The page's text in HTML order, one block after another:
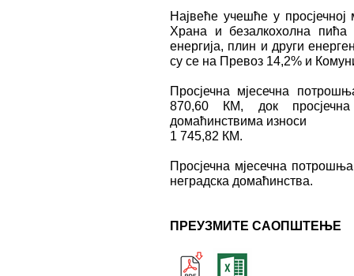
Највеће учешће у
Храна и безалкохолна пића
енергија, плин и други
су се на Превоз 14,2% и
Просјечна мјесечна
870,60 КМ, док
домаћинствима износи
1 745,82 КМ.
Просјечна мјесечна
неградска домаћинства.
ПРЕУЗМИТЕ САОПШТЕЊЕ